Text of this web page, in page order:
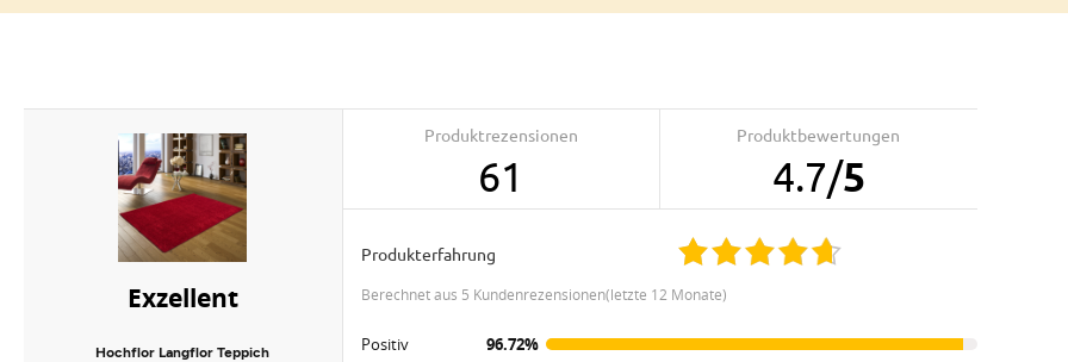
Exzellent
Hochflor Langflor Teppich
Produktrezensionen
61
Produktbewertungen
4.7/5
Produkterfahrung
berechnet aus 5 Kundenrezensionen(letzte 12 Monate)
Positiv
96.72%